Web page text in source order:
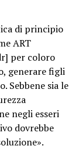
di principio
ART
per coloro
generare figli
Sebbene sia le
negli esseri
dovrebbe